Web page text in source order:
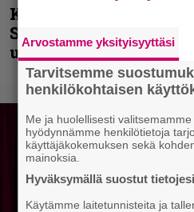
Kunnianosoitus
Shining hyppäsi
uudella videollaan
Arvostamme yksityisyyttäsi
Tarvitsemme
henkilökohtaisen
Me ja huolellisesti
hyödynnämme henkilötietoja
käyttäjäkokemuksen sekä
mainoksia.
Hyväksymällä suostut
Käytämme laitetunnisteita ja